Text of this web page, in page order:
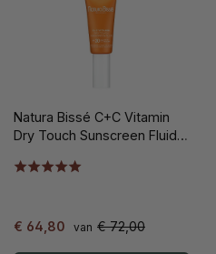
Natura Bissé C+C Vitamin
Dry Touch Sunscreen Fluid
€ 64,80 van € 72,00